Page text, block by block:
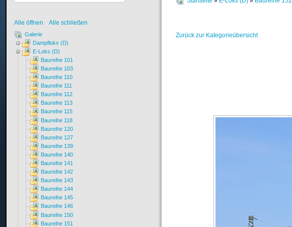
Zurück zur Kategorieübersicht
Alle öffnen Alle schließen
Galerie
Dampfloks (D)
E-Loks (D)
Baureihe 101
Baureihe 103
Baureihe 110
Baureihe 111
Baureihe 112
Baureihe 113
Baureihe 115
Baureihe 118
Baureihe 120
Baureihe 127
Baureihe 139
Baureihe 140
Baureihe 141
Baureihe 142
Baureihe 143
Baureihe 144
Baureihe 145
Baureihe 146
Baureihe 150
Baureihe 151